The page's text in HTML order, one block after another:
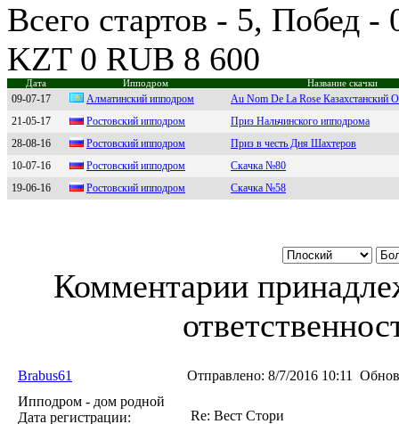
Всего стартов - 5, Побед
KZT 0 RUB 8 600
Дата Ипподром Название скачки
09-07-17 Алматинский ипподром
Au Nom De La Rose Казахстанский
21-05-17
Рoстoвский иппoдрoм
Приз Нальчинского ипподрома
28-08-16
Pостовский ипподpом
Приз в честь Дня Шахтеров
10-07-16
Pостовский ипподpом
Скачка №80
19-06-16
Рoстoвский иппoдрoм Скачка №58
Комментарии
Brabus61 Отправлено: 8/7/2016 10:11
Ипподром - дом родной
Дата регистрации:
Re: Вест Стори